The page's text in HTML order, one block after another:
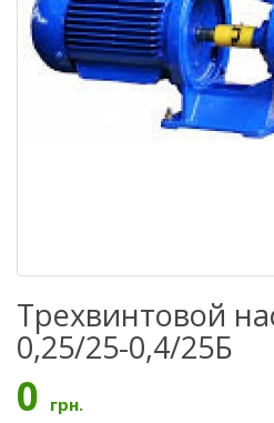
Трехвинтовой
0,25/25-0,4/25Б
0 грн.